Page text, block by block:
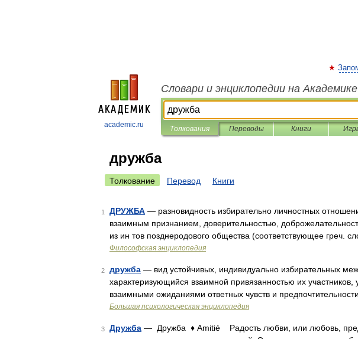
academic.ru
Словари и энциклопедии на Академике
Толкования Переводы Книги
дружба
Толкование Перевод Книги
1 ДРУЖБА — разновидность избирательно личностных
взаимным признанием, доверительностью,
из ин тов позднеродового общества (соответствующее греч.
Философская энциклопедия
2 дружба — вид устойчивых, индивидуально избирательных
характеризующийся взаимной привязанностью их
взаимными ожиданиями ответных чувств и
Большая психологическая энциклопедия
3 Дружба — Дружба ♦ Amitié Радость любви, или любовь,